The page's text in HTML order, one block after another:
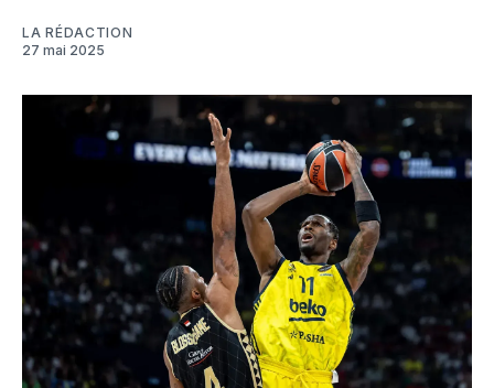
LA RÉDACTION
27 mai 2025